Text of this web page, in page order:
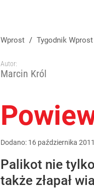
Wprost / Tygodnik Wprost
Autor:
Marcin Król
Dodano: 16 października 2011
Palikot nie
także złapał